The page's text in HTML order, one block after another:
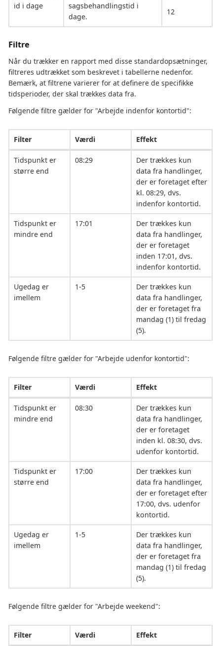
id i dage
sagsbehandlingstid i
dage.
12
Filtre
Når du trækker en rapport med disse standardopsætninger,
filtreres udtrækket som beskrevet i tabellerne nedenfor.
Bemærk, at filtrene varierer for at definere de specifikke
tidsperioder, der skal trækkes data fra.
Følgende filtre gælder for "Arbejde indenfor kontortid":
Filter Værdi Effekt
Tidspunkt er
større end
08:29
Der trækkes kun
data fra handlinger,
der er foretaget efter
kl. 08:29, dvs.
indenfor kontortid.
Tidspunkt er
mindre end
17:01
Der trækkes kun
data fra handlinger,
der er foretaget
inden 17:01, dvs.
indenfor kontortid.
Ugedag er
imellem
1-5
Der trækkes kun
data fra handlinger,
der er foretaget fra
mandag (1) til fredag
(5).
Følgende filtre gælder for "Arbejde udenfor kontortid":
Filter Værdi Effekt
Tidspunkt er
mindre end
08:30
Der trækkes kun
data fra handlinger,
der er foretaget
inden kl. 08:30, dvs.
udenfor kontortid.
Tidspunkt er
større end
17:00
Der trækkes kun
data fra handlinger,
der er foretaget efter
17:00, dvs. udenfor
kontortid.
Ugedag er
imellem
1-5
Der trækkes kun
data fra handlinger,
der er foretaget fra
mandag (1) til fredag
(5).
Følgende filtre gælder for "Arbejde weekend":
Filter Værdi Effekt